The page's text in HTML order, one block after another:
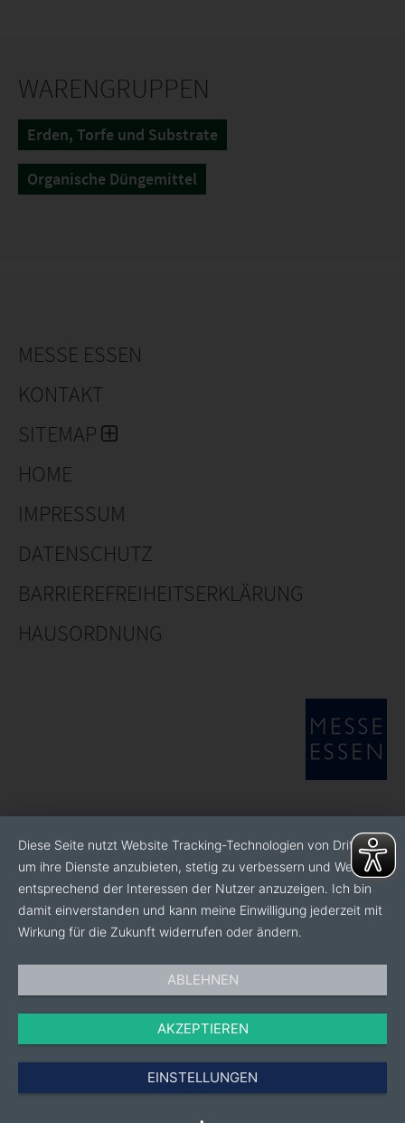
WARENGRUPPEN
Erden, Torfe und Substrate
Organische Düngemittel
MESSE ESSEN
KONTAKT
SITEMAP
HOME
IMPRESSUM
DATENSCHUTZ
BARRIEREFREIHEITSERKLÄRUNG
HAUSORDNUNG
Diese Seite nutzt Website Tracking-Technologien von Dritten,
um ihre Dienste anzubieten, stetig zu verbessern und Werbung
entsprechend der Interessen der Nutzer anzuzeigen. Ich bin
damit einverstanden und kann meine Einwilligung jederzeit mit
Wirkung für die Zukunft widerrufen oder ändern.
ABLEHNEN
AKZEPTIEREN
EINSTELLUNGEN